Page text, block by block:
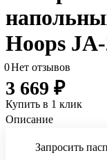
Hoops
0Нет отзывов
3 669 ₽
Купить в 1 клик
Описание
Запросить